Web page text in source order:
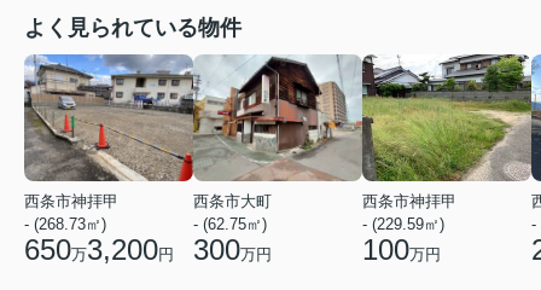
よく見られている物件
西条市神拝甲
- (268.73㎡)
650万3,200円
西条市大町
- (62.75㎡)
300万円
西条市神拝甲
- (229.59㎡)
100万円
-